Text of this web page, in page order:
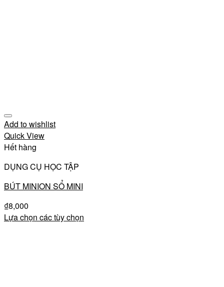
Add to wishlist
Quick View
Hết hàng
DỤNG CỤ HỌC TẬP
BÚT MINION SỔ MINI
₫8,000
Lựa chọn các tùy chọn